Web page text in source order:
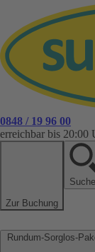
0848 / 19 96 00
erreichbar bis 20:00
Zur Buchung